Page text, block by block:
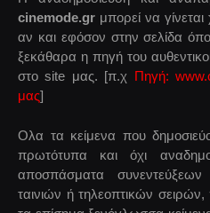
cinemode.gr μπορεί να
αν και εφόσον στην σελίδα
ξεκάθαρα η πηγή του
στο site μας. [π.χ Πηγή:
μας]
Ολα τα κείμενα που
πρωτότυπα και όχι
αποσπάσματα συνεντεύξεων
ταινιών ή τηλεοπτικών